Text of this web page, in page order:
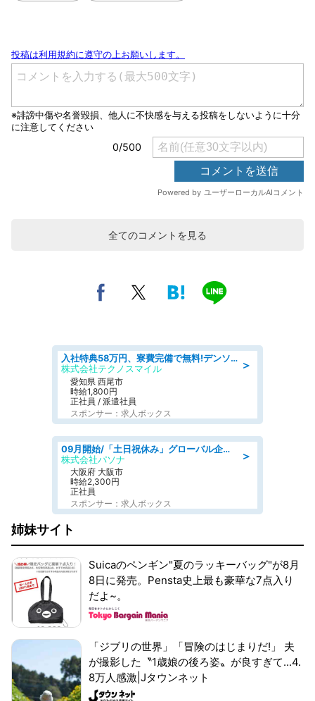
全てのコメントを見る
＞
入社特典58万円、寮費完備で無料!デンソーで働こう!自動車工場で小型部品の検査業務 denso aichi
株式会社テクノスマイル
愛知県 西尾市
時給1,800円
正社員 / 派遣社員
スポンサー：求人ボックス
＞
09月開始/「土日祝休み」グローバル企業での産業保健のお仕事/保健師/高時給/残業なし/服装自由
株式会社パソナ
大阪府 大阪市
時給2,300円
正社員
スポンサー：求人ボックス
姉妹サイト
Suicaのペンギン"夏のラッキーバッグ"が8月
8日に発売。Pensta史上最も豪華な7点入り
だよ~。
「ジブリの世界」「冒険のはじまりだ!」 夫
が撮影した〝1歳娘の後ろ姿〟が良すぎて...4.
8万人感激|Jタウンネット